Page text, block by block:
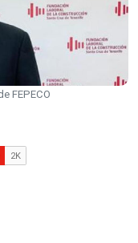
FEPECO